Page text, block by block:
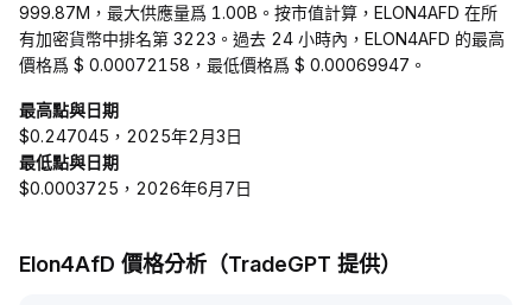
999.87M，最大供應量爲 1.00B。按市值計算，ELON4AFD 在所
有加密貨幣中排名第 3223。過去 24 小時內，ELON4AFD 的最高
價格爲 $ 0.00072158，最低價格爲 $ 0.00069947。
最高點與日期
$0.247045，2025年2月3日
最低點與日期
$0.0003725，2026年6月7日
Elon4AfD 價格分析（TradeGPT 提供）